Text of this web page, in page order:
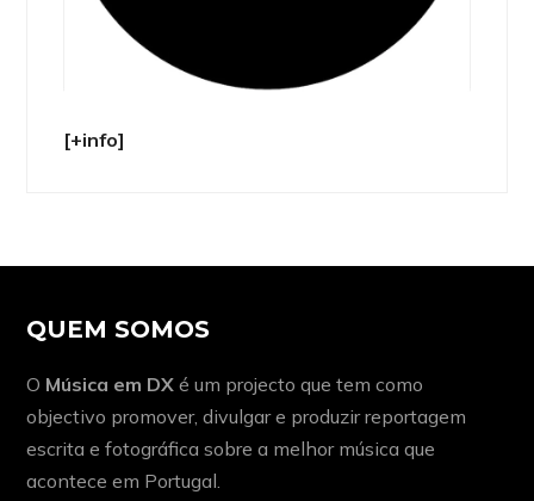
[+info]
QUEM SOMOS
O Música em DX é um projecto que tem como
objectivo promover, divulgar e produzir reportagem
escrita e fotográfica sobre a melhor música que
acontece em Portugal.